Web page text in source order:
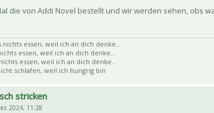
die von Addi Novel bestellt und wir werden sehen, obs
nichts essen, weil ich an dich denke...
essen, weil ich an dich denke...
essen, weil ich an dich denke...
schlafen, weil ich hungrig bin
stricken
2024, 11:28